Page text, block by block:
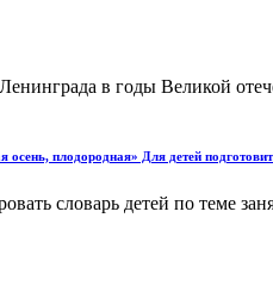
в годы Великой
осень, плодородная» Для детей
словарь детей по теме